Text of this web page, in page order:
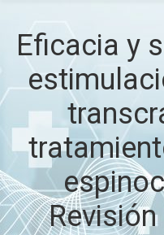
Eficacia y